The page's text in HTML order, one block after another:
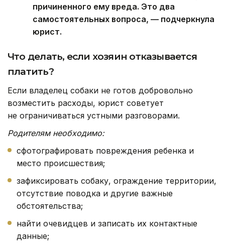
причиненного ему вреда. Это два
самостоятельных вопроса, — подчеркнула
юрист.
Что делать, если хозяин отказывается
платить?
Если владелец собаки не готов добровольно
возместить расходы, юрист советует
не ограничиваться устными разговорами.
Родителям необходимо:
сфотографировать повреждения ребенка и
место происшествия;
зафиксировать собаку, ограждение территории,
отсутствие поводка и другие важные
обстоятельства;
найти очевидцев и записать их контактные
данные;